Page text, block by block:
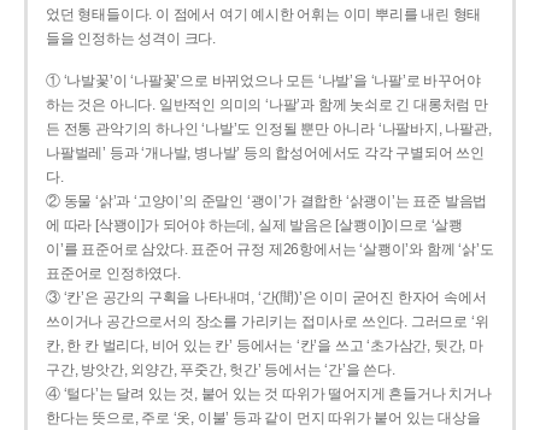
었던 형태들이다. 이 점에서 여기 예시한 어휘는 이미 뿌리를 내린 형태
들을 인정하는 성격이 크다.
① ‘나발꽃’이 ‘나팔꽃’으로 바뀌었으나 모든 ‘나발’을 ‘나팔’로 바꾸어야
하는 것은 아니다. 일반적인 의미의 ‘나팔’과 함께 놋쇠로 긴 대롱처럼 만
든 전통 관악기의 하나인 ‘나발’도 인정될 뿐만 아니라 ‘나팔바지, 나팔관,
나팔벌레’ 등과 ‘개나발, 병나발’ 등의 합성어에서도 각각 구별되어 쓰인
다.
② 동물 ‘삵’과 ‘고양이’의 준말인 ‘괭이’가 결합한 ‘삵괭이’는 표준 발음법
에 따라 [삭꽹이]가 되어야 하는데, 실제 발음은 [살쾡이]이므로 ‘살쾡
이’를 표준어로 삼았다. 표준어 규정 제26항에서는 ‘살쾡이’와 함께 ‘삵’도
표준어로 인정하였다.
③ ‘칸’은 공간의 구획을 나타내며, ‘간(間)’은 이미 굳어진 한자어 속에서
쓰이거나 공간으로서의 장소를 가리키는 접미사로 쓰인다. 그러므로 ‘위
칸, 한 칸 벌리다, 비어 있는 칸’ 등에서는 ‘칸’을 쓰고 ‘초가삼간, 뒷간, 마
구간, 방앗간, 외양간, 푸줏간, 헛간’ 등에서는 ‘간’을 쓴다.
④ ‘털다’는 달려 있는 것, 붙어 있는 것 따위가 떨어지게 흔들거나 치거나
한다는 뜻으로, 주로 ‘옷, 이불’ 등과 같이 먼지 따위가 붙어 있는 대상을